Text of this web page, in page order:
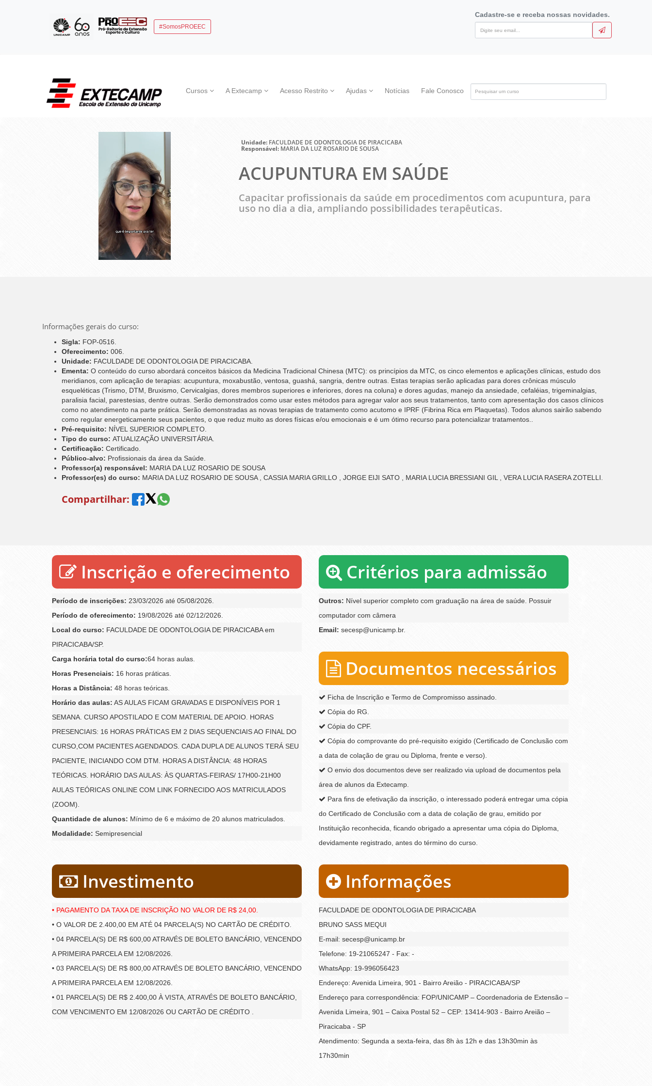
#SomosPROEEC
Cadastre-se e receba nossas novidades.
Cursos A Extecamp Acesso Restrito Ajudas Notícias Fale Conosco
pelo
Unidade: FACULDADE DE ODONTOLOGIA DE PIRACICABA
Responsável: MARIA DA LUZ ROSARIO DE SOUSA
ACUPUNTURA EM SAÚDE
Capacitar profissionais da saúde em procedimentos com acupuntura, para
uso no dia a dia, ampliando possibilidades terapêuticas.
Informações gerais do curso:
Sigla: FOP-0516.
Oferecimento: 006.
Unidade: FACULDADE DE ODONTOLOGIA DE PIRACICABA.
Ementa: O conteúdo do curso abordará conceitos básicos da Medicina Tradicional Chinesa (MTC): os princípios da MTC, os cinco elementos e aplicações clínicas, estudo dos
meridianos, com aplicação de terapias: acupuntura, moxabustão, ventosa, guashá, sangria, dentre outras. Estas terapias serão aplicadas para dores crônicas músculo
esqueléticas (Trismo, DTM, Bruxismo, Cervicalgias, dores membros superiores e inferiores, dores na coluna) e dores agudas, manejo da ansiedade, cefaléias, trigeminalgias,
paralisia facial, parestesias, dentre outras. Serão demonstrados como usar estes métodos para agregar valor aos seus tratamentos, tanto com apresentação dos casos clínicos
como no atendimento na parte prática. Serão demonstradas as novas terapias de tratamento como acutomo e IPRF (Fibrina Rica em Plaquetas). Todos alunos sairão sabendo
como regular energeticamente seus pacientes, o que reduz muito as dores físicas e/ou emocionais e é um ótimo recurso para potencializar tratamentos..
Pré-requisito: NÍVEL SUPERIOR COMPLETO.
Tipo do curso: ATUALIZAÇÃO UNIVERSITÁRIA.
Certificação: Certificado.
Público-alvo: Profissionais da área da Saúde.
Professor(a) responsável: MARIA DA LUZ ROSARIO DE SOUSA
Professor(es) do curso: MARIA DA LUZ ROSARIO DE SOUSA , CASSIA MARIA GRILLO , JORGE EIJI SATO , MARIA LUCIA BRESSIANI GIL , VERA LUCIA RASERA ZOTELLI.
Compartilhar:
Inscrição e oferecimento
Período de inscrições: 23/03/2026 até 05/08/2026.
Período de oferecimento: 19/08/2026 até 02/12/2026.
Local do curso: FACULDADE DE ODONTOLOGIA DE PIRACICABA em
PIRACICABA/SP.
Carga horária total do curso:64 horas aulas.
Horas Presenciais: 16 horas práticas.
Horas a Distância: 48 horas teóricas.
Horário das aulas: AS AULAS FICAM GRAVADAS E DISPONÍVEIS POR 1
SEMANA. CURSO APOSTILADO E COM MATERIAL DE APOIO. HORAS
PRESENCIAIS: 16 HORAS PRÁTICAS EM 2 DIAS SEQUENCIAIS AO FINAL DO
CURSO,COM PACIENTES AGENDADOS. CADA DUPLA DE ALUNOS TERÁ SEU
PACIENTE, INICIANDO COM DTM. HORAS A DISTÂNCIA: 48 HORAS
TEÓRICAS. HORÁRIO DAS AULAS: ÀS QUARTAS-FEIRAS/ 17H00-21H00
AULAS TEÓRICAS ONLINE COM LINK FORNECIDO AOS MATRICULADOS
(ZOOM).
Quantidade de alunos: Mínimo de 6 e máximo de 20 alunos matriculados.
Modalidade: Semipresencial
Critérios para admissão
Outros: Nível superior completo com graduação na área de saúde. Possuir
computador com câmera
Email: secesp@unicamp.br.
Documentos necessários
Ficha de Inscrição e Termo de Compromisso assinado.
Cópia do RG.
Cópia do CPF.
Cópia do comprovante do pré-requisito exigido (Certificado de Conclusão com
a data de colação de grau ou Diploma, frente e verso).
O envio dos documentos deve ser realizado via upload de documentos pela
área de alunos da Extecamp.
Para fins de efetivação da inscrição, o interessado poderá entregar uma cópia
do Certificado de Conclusão com a data de colação de grau, emitido por
Instituição reconhecida, ficando obrigado a apresentar uma cópia do Diploma,
devidamente registrado, antes do término do curso.
Investimento
• PAGAMENTO DA TAXA DE INSCRIÇÃO NO VALOR DE R$ 24,00.
• O VALOR DE 2.400,00 EM ATÉ 04 PARCELA(S) NO CARTÃO DE CRÉDITO.
• 04 PARCELA(S) DE R$ 600,00 ATRAVÉS DE BOLETO BANCÁRIO, VENCENDO
A PRIMEIRA PARCELA EM 12/08/2026.
• 03 PARCELA(S) DE R$ 800,00 ATRAVÉS DE BOLETO BANCÁRIO, VENCENDO
A PRIMEIRA PARCELA EM 12/08/2026.
• 01 PARCELA(S) DE R$ 2.400,00 À VISTA, ATRAVÉS DE BOLETO BANCÁRIO,
COM VENCIMENTO EM 12/08/2026 OU CARTÃO DE CRÉDITO .
Informações
FACULDADE DE ODONTOLOGIA DE PIRACICABA
BRUNO SASS MEQUI
E-mail: secesp@unicamp.br
Telefone: 19-21065247 - Fax: -
WhatsApp: 19-996056423
Endereço: Avenida Limeira, 901 - Bairro Areião - PIRACICABA/SP
Endereço para correspondência: FOP/UNICAMP – Coordenadoria de Extensão –
Avenida Limeira, 901 – Caixa Postal 52 – CEP: 13414-903 - Bairro Areião –
Piracicaba - SP
Atendimento: Segunda a sexta-feira, das 8h às 12h e das 13h30min às
17h30min